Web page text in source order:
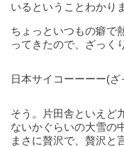
いるということわかり
ちょっといつもの癖で
ってきたので、ざっく
日本サイコーーーー(ざ
そう。片田舎といえど
ないかぐらいの大雪の
まさに贅沢で、贅沢と